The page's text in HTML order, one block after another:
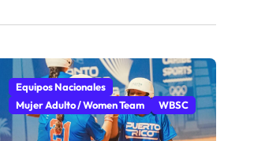
Equipos Nacionales
Mujer Adulto / Women Team
WBSC